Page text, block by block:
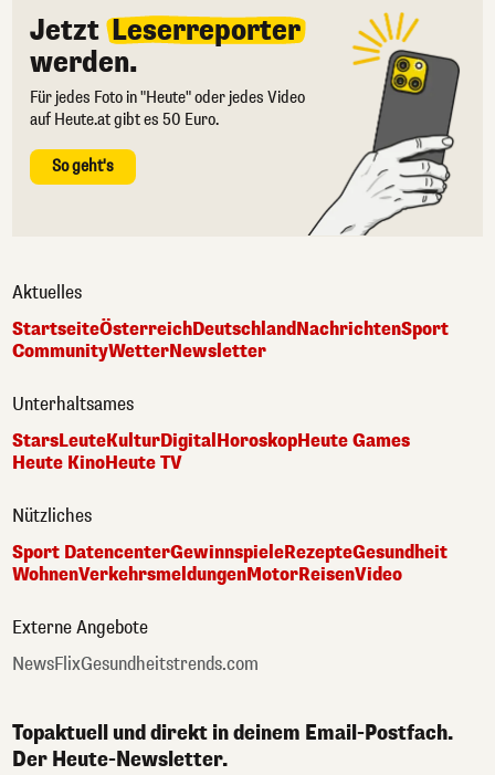
Jetzt Leserreporter
werden.
Für jedes Foto in "Heute" oder jedes Video
auf Heute.at gibt es 50 Euro.
So geht's
Aktuelles
StartseiteÖsterreichDeutschlandNachrichtenSport
CommunityWetterNewsletter
Unterhaltsames
StarsLeuteKulturDigital HoroskopHeute Games
Heute KinoHeute TV
Nützliches
Sport DatencenterGewinnspieleRezepteGesundheit
WohnenVerkehrsmeldungenMotorReisenVideo
Externe Angebote
NewsFlixGesundheitstrends.com
Topaktuell und direkt in deinem Email-Postfach.
Der Heute-Newsletter.